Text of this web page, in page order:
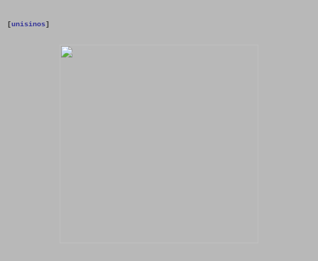
[unisinos]